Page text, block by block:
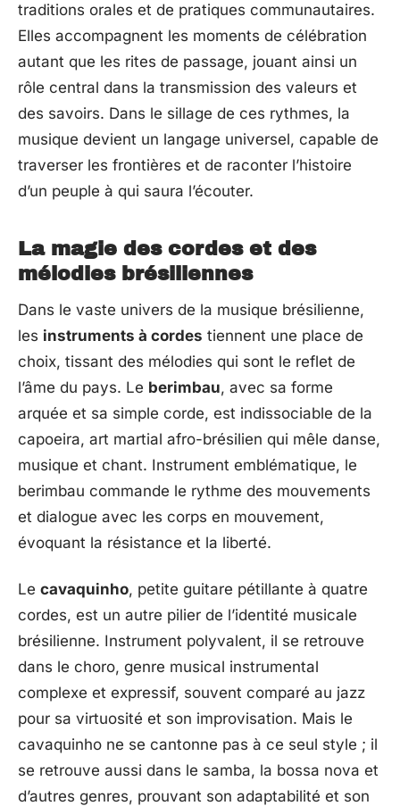
traditions orales et de pratiques communautaires.
Elles accompagnent les moments de célébration
autant que les rites de passage, jouant ainsi un
rôle central dans la transmission des valeurs et
des savoirs. Dans le sillage de ces rythmes, la
musique devient un langage universel, capable de
traverser les frontières et de raconter l’histoire
d’un peuple à qui saura l’écouter.
La magie des cordes et des
mélodies brésiliennes
Dans le vaste univers de la musique brésilienne,
les instruments à cordes tiennent une place de
choix, tissant des mélodies qui sont le reflet de
l’âme du pays. Le berimbau, avec sa forme
arquée et sa simple corde, est indissociable de la
capoeira, art martial afro-brésilien qui mêle danse,
musique et chant. Instrument emblématique, le
berimbau commande le rythme des mouvements
et dialogue avec les corps en mouvement,
évoquant la résistance et la liberté.
Le cavaquinho, petite guitare pétillante à quatre
cordes, est un autre pilier de l’identité musicale
brésilienne. Instrument polyvalent, il se retrouve
dans le choro, genre musical instrumental
complexe et expressif, souvent comparé au jazz
pour sa virtuosité et son improvisation. Mais le
cavaquinho ne se cantonne pas à ce seul style ; il
se retrouve aussi dans le samba, la bossa nova et
d’autres genres, prouvant son adaptabilité et son